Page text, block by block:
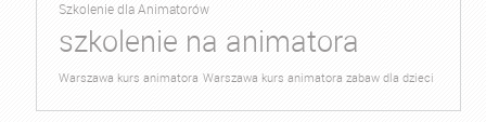
Szkolenie dla Animatorów
szkolenie na animatora
Warszawa kurs animatora Warszawa kurs animatora zabaw dla dzieci